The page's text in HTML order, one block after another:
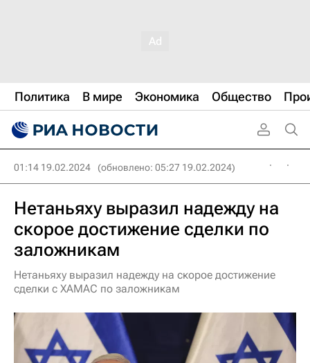
Политика В мире Экономика Общество
01:14 19.02.2024 (обновлено: 05:27 19.02.2024)
Нетаньяху выразил надежду на
скорое достижение сделки по
заложникам
Нетаньяху выразил надежду на скорое достижение
сделки с ХАМАС по заложникам